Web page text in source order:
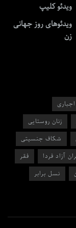
ویدئو کلیپ
ویدئوهای روز جهانی
زن
زنان روستایی
شکاف جنسیتی
آزاد فردا
فقر
نسل برابر